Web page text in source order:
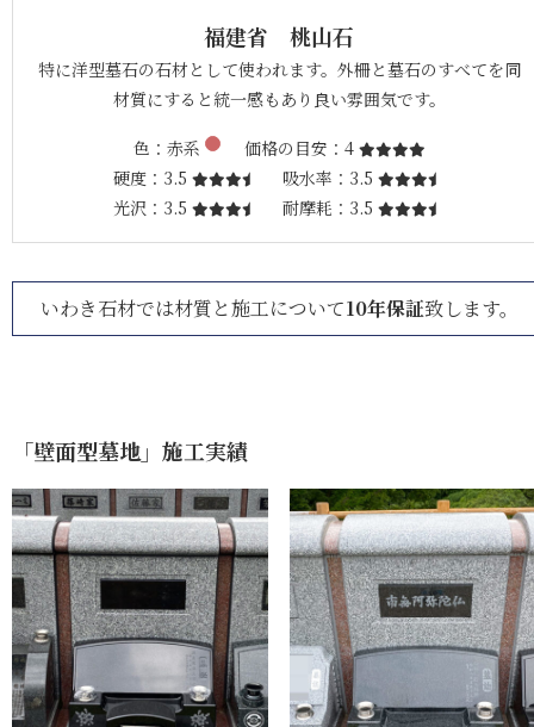
福建省 桃山石
特に洋型墓石の石材として使われます。外柵と墓石のすべてを同
材質にすると統一感もあり良い雰囲気です。
色 赤系 価格の目安
4
硬度
3.5 吸水率
3.5
光沢
3.5 耐摩耗 3.5
いわき石材では材質と施工について10年保証致します。
「壁面型墓地」施工実績